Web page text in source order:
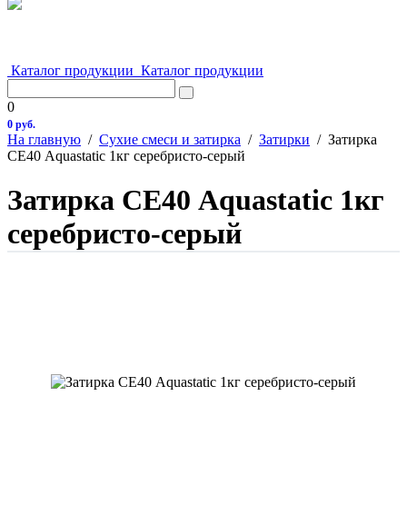
Каталог продукции Каталог продукции
0
0 руб.
На главную / Сухие смеси и затирка / Затирки / Затирка
СЕ40 Aquastatic 1кг серебристо-серый
Затирка СЕ40 Aquastatic 1кг
серебристо-серый